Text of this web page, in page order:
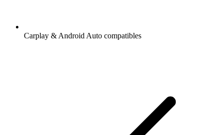
Carplay & Android Auto compatibles